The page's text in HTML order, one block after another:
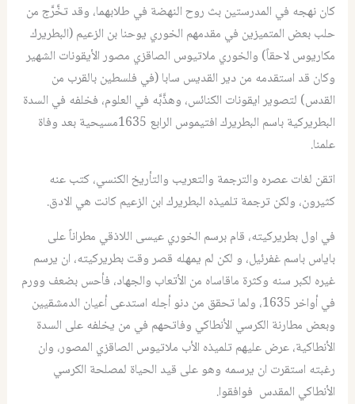
كان نهجه في المدرستين بث روح النهضة في طلابهما، وقد تخَّرَّج من
حلب بعض المتميزين في مقدمهم الخوري يوحنا بن الزعيم (البطريرك
مكاريوس لاحقاً) والخوري ملاتيوس الصاقزي مصور الأيقونات الشهير
وكان قد استقدمه من دير القديس سابا (في فلسطين بالقرب من
القدس) لتصوير ايقونات الكنائس، وهذَّبَّه في العلوم، فخلفه في السدة
البطريركية باسم البطريرك افتيموس الرابع 1635مسيحية بعد وفاة
علمنا.
اتقن لغات عصره والترجمة والتعريب والتأريخ الكنسي، كتب عنه
كثيرون، ولكن ترجمة تلميذه البطريرك ابن الزعيم كانت هي الادق.
في اول بطريركيته، قام برسم الخوري عيسى اللاذقي مطراناً على
باياس باسم غفرئيل، و لكن لم يمهله قصر وقت بطريركيته، ان يرسم
غيره لكبر سنه وكثرة ماقاساه من الأتعاب والجهاد، فأحس بضعف وورم
في أواخر 1635، ولما تحقق من دنو أجله استدعى أعيان الدمشقيين
وبعض مطارنة الكرسي الأنطاكي وفاتحهم في من يخلفه على السدة
الأنطاكية، عرض عليهم تلميذه الأب ملاتيوس الصاقزي المصور، وان
رغبته استقرت ان يرسمه وهو على قيد الحياة لمصلحة الكرسي
الأنطاكي المقدس فوافقوا.